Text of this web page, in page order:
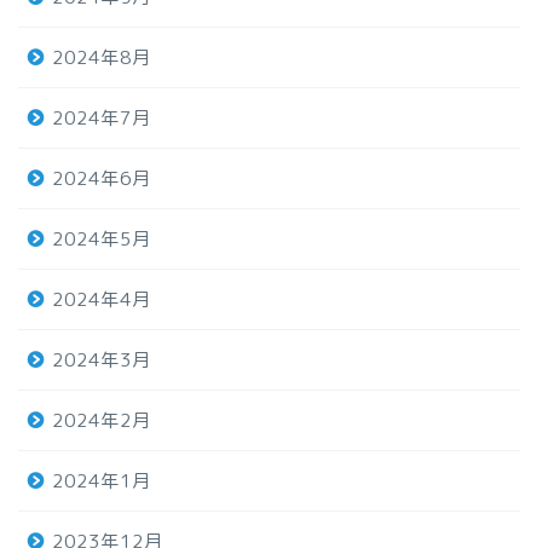
2024年8月
2024年7月
2024年6月
2024年5月
2024年4月
2024年3月
2024年2月
2024年1月
2023年12月